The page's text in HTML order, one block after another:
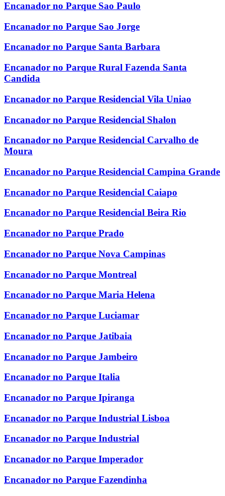
Encanador no Parque Sao Paulo
Encanador no Parque Sao Jorge
Encanador no Parque Santa Barbara
Encanador no Parque Rural Fazenda Santa
Candida
Encanador no Parque Residencial Vila Uniao
Encanador no Parque Residencial Shalon
Encanador no Parque Residencial Carvalho de
Moura
Encanador no Parque Residencial Campina Grande
Encanador no Parque Residencial Caiapo
Encanador no Parque Residencial Beira Rio
Encanador no Parque Prado
Encanador no Parque Nova Campinas
Encanador no Parque Montreal
Encanador no Parque Maria Helena
Encanador no Parque Luciamar
Encanador no Parque Jatibaia
Encanador no Parque Jambeiro
Encanador no Parque Italia
Encanador no Parque Ipiranga
Encanador no Parque Industrial Lisboa
Encanador no Parque Industrial
Encanador no Parque Imperador
Encanador no Parque Fazendinha